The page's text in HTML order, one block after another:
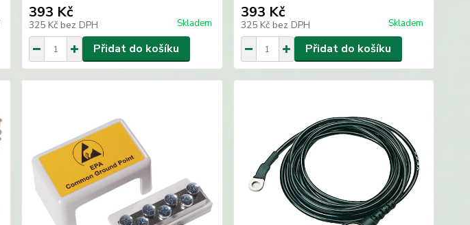
393 Kč
325 Kč bez DPH Skladem
Přidat do košíku
393 Kč
325 Kč bez DPH Skladem
Přidat do košíku